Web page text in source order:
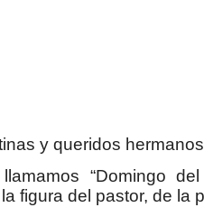
y queridos
“Domingo
figura del pastor, de la